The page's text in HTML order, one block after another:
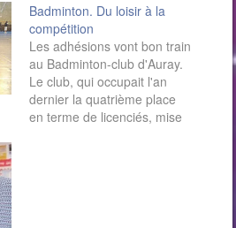
Badminton. Du loisir à la
compétition
Les adhésions vont bon train
au Badminton-club d'Auray.
Le club, qui occupait l'an
dernier la quatrième place
en terme de licenciés, mise